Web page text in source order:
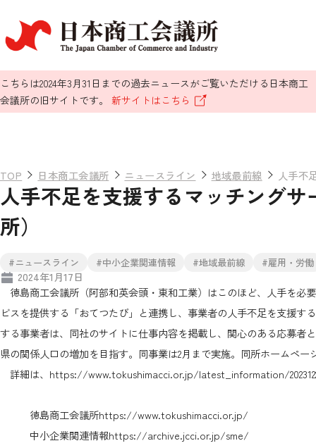
こちらは2024年3月31日までの過去ニュースがご覧いただける日本商工
会議所の旧サイトです。 新サイトはこちら
TOP 日本商工会議所 ニュースライン 地域最前線 人手不
人手不足を支援するマッチング
所）
#ニュースライン #中小企業関連情報 #地域最前線 #雇用・労働
2024年1月17日
徳島商工会議所（阿部和英会頭・東和工業）はこのほど、人手を必
ビスを提供する「おてつたび」と連携し、事業者の人手不足を支援
する事業者は、同社のサイトに仕事内容を掲載し、関心のある応募者
県の関係人口の増加を目指す。同事業は2月まで実施。同所ホームペ
詳細は、 https://www.tokushimacci.or.jp/latest_information/
徳島商工会議所https://www.tokushimacci.or.jp/
中小企業関連情報https://archive.jcci.or.jp/sme/